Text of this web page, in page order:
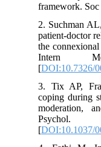
framework.
2. Suchman
patient-doctor
the
Intern
[
3. Tix AP,
coping during
moderation,
Psychol.
[